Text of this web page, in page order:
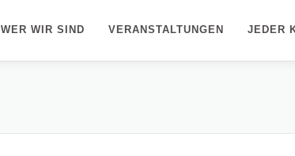
WER WIR SIND VERANSTALTUNGEN JEDER